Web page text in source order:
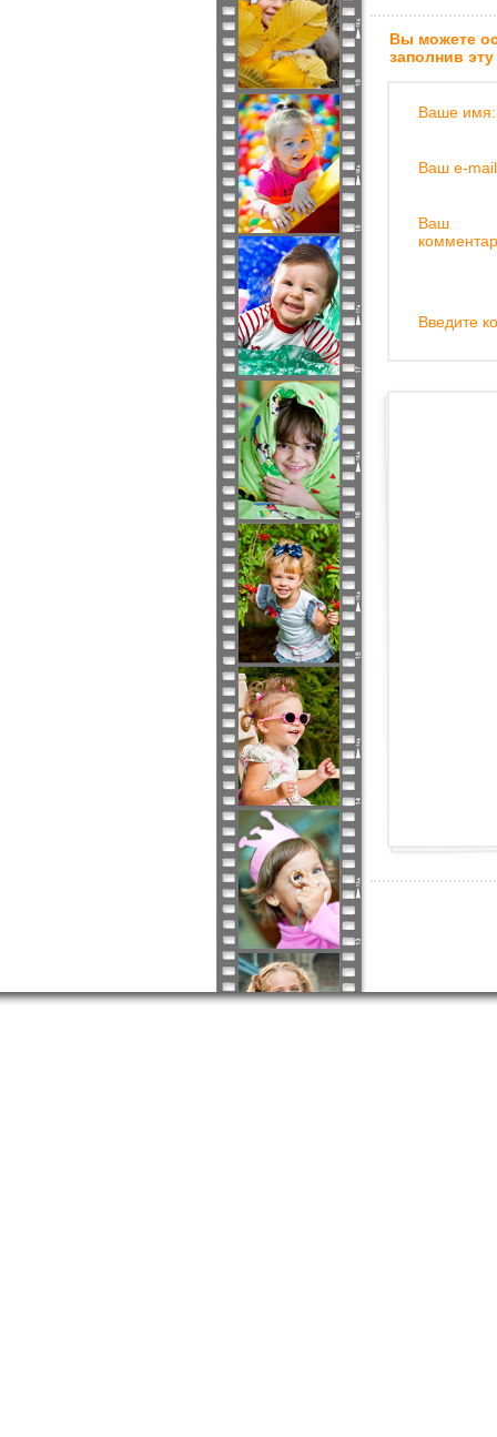
Вы можете
заполнив
Ваше имя:
Ваш e-
Ваш
Введите